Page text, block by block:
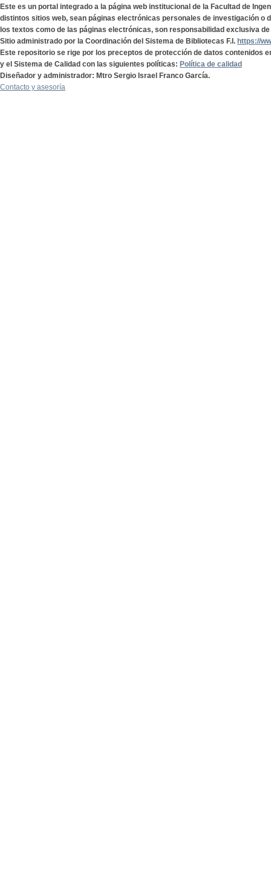
Este es un portal integrado a la página web institucional de la Facultad de
distintos sitios web, sean páginas electrónicas personales de investigación o
los textos como de las páginas electrónicas, son responsabilidad exclusiva
Sitio administrado por la Coordinación del Sistema de Bibliotecas F.I. https://
Este repositorio se rige por los preceptos de protección de datos contenidos
y el Sistema de Calidad con las siguientes políticas: Política de calidad
Diseñador y administrador: Mtro Sergio Israel Franco García.
Contacto y asesoría